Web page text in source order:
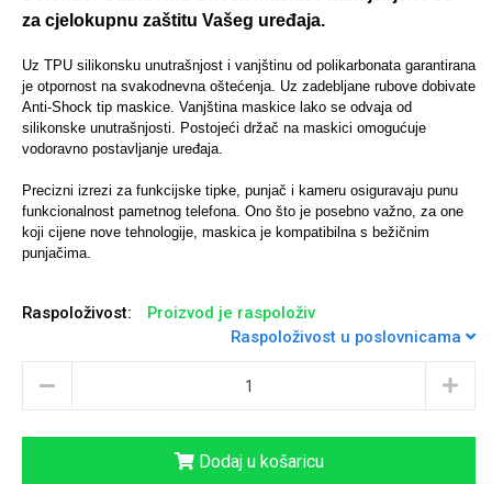
za cjelokupnu zaštitu Vašeg uređaja.
Uz TPU silikonsku unutrašnjost i vanjštinu od polikarbonata garantirana
je otpornost na svakodnevna oštećenja. Uz zadebljane rubove dobivate
Anti-Shock tip maskice. Vanjština maskice lako se odvaja od
silikonske unutrašnjosti. Postojeći držač na maskici omogućuje
vodoravno postavljanje uređaja.
Precizni izrezi za funkcijske tipke, punjač i kameru osiguravaju punu
funkcionalnost pametnog telefona. Ono što je posebno važno, za one
koji cijene nove tehnologije, maskica je kompatibilna s bežičnim
punjačima.
Raspoloživost:
Proizvod je raspoloživ
Raspoloživost u poslovnicama
Dodaj u košaricu
Sleng Feel Good
Valentinovo
Univerzalne futrole i
maskice
Preklopne maskice